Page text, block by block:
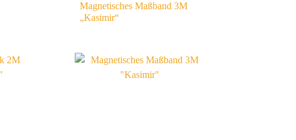
Magnetisches Maßband 3M
„Kasimir“